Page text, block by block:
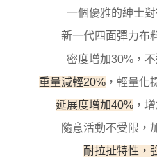
※ 請注意：結帳手續完成當下不需立
購買商品的店家。未經商家同意取消
後付繳納相關費用。
※ 交易是否成功請以「AFTEE先享後
是否繳費成功／繳費後需取消欲退款
客戶支援中心」https://
【注意事項】
易，需依本服務之必要範圍內提供個
２．關於個人資料處理事宜，請瀏覽
7-11取貨付款
每筆NT$100，滿NT$800(含以上
付款後7-11取貨
一個優雅的紳士
新一代四面彈力布
密度增加30%，
重量減輕20% ，輕量化
延展度增加40% ，
隨意活動不受限，
耐拉扯特性，